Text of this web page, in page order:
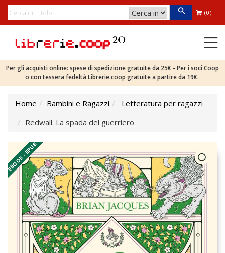
(0)
Per gli acquisti online: spese di spedizione gratuite da 25€ - Per i soci Coop
o con tessera fedeltà Librerie.coop gratuite a partire da 19€.
Home Bambini e Ragazzi
Letteratura per ragazzi
Redwall. La spada del guerriero
EBOOK - EPUB